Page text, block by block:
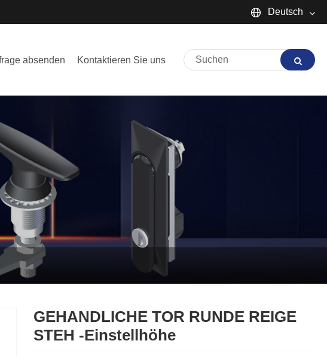
Deutsch
Italiano
absenden Kontaktieren Sie uns
GEHANDLICHE TOR RUNDE REIGE
STEH -Einstellhöhe